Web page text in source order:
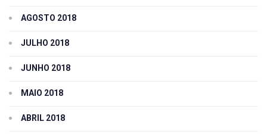
AGOSTO 2018
JULHO 2018
JUNHO 2018
MAIO 2018
ABRIL 2018